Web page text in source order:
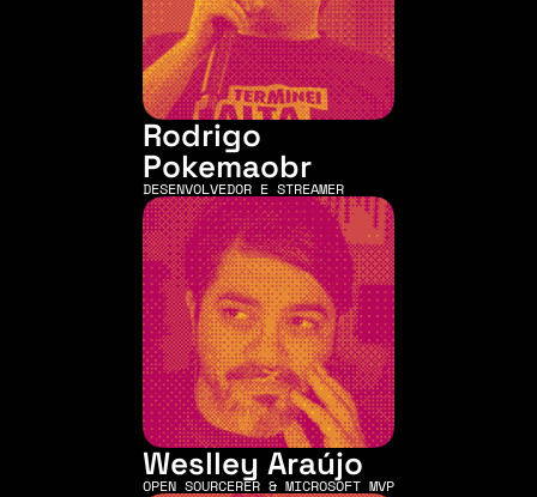
Rodrigo
Pokemaobr
DESENVOLVEDOR E STREAMER
Weslley Araújo
OPEN SOURCERER & MICROSOFT MVP